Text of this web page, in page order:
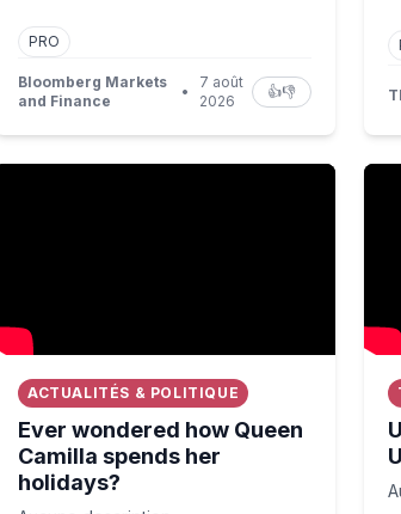
PRO
Bloomberg Markets
and Finance
•
7 août
2026
👍👎
wondered how Queen Camilla spends
ACTUALITÉS & POLITIQUE
Ever wondered how Queen
Camilla spends her
holidays?⁠
US